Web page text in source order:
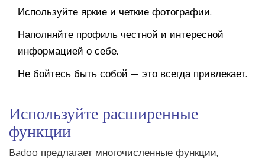
Используйте яркие и четкие фотографии.
Наполняйте профиль честной и интересной
информацией о себе.
Не бойтесь быть собой — это всегда привлекает.
Используйте расширенные
функции
Badoo предлагает многочисленные функции,